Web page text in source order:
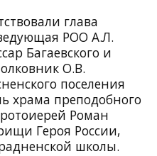
глава
РОО А.Л.
Багаевского и
О.В.
поселения
храма преподобного
Роман
Героя России,
школы.